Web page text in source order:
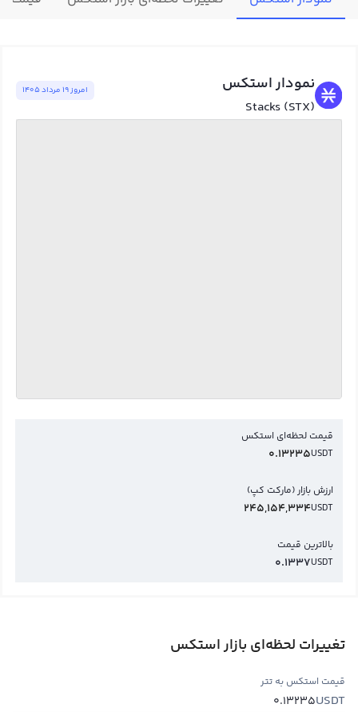
نمودار استکس
Stacks (STX)
امروز ١٩ مرداد ١٤٠٥
قیمت لحظه‌ای استکس
USDT
0.13235
ارزش بازار (مارکت کپ)
USDT
245,154,334
بالاترین قیمت
USDT
0.1337
تغییرات لحظه‌ای بازار استکس
قیمت استکس به تتر
USDT
0.13235